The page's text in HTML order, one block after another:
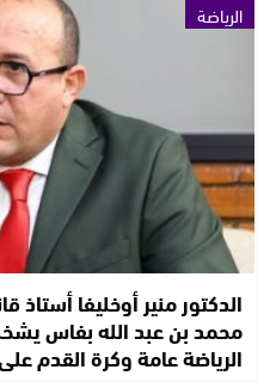
الرياضة
الدكتور منير أوخليفا
محمد بن عبد الله بفاس
الرياضة عامة وكرة القدم